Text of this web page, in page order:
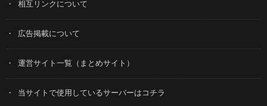
相互リンクについて
広告掲載について
運営サイト一覧（まとめサイト）
当サイトで使用しているサーバーはコチラ